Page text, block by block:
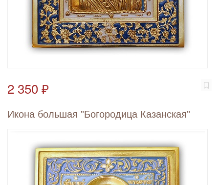
2 350 ₽
Икона большая "Богородица Казанская"